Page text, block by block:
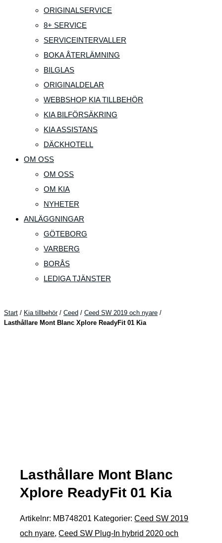
ORIGINALSERVICE
8+ SERVICE
SERVICEINTERVALLER
BOKA ÅTERLÄMNING
BILGLAS
ORIGINALDELAR
WEBBSHOP KIA TILLBEHÖR
KIA BILFÖRSÄKRING
KIA ASSISTANS
DÄCKHOTELL
OM OSS
OM OSS
OM KIA
NYHETER
ANLÄGGNINGAR
GÖTEBORG
VARBERG
BORÅS
LEDIGA TJÄNSTER
Start / Kia tillbehör/ Ceed / Ceed SW 2019 och nyare /
Lasthållare Mont Blanc Xplore ReadyFit 01 Kia
Lasthållare Mont Blanc
Xplore ReadyFit 01 Kia
Artikelnr: MB748201 Kategorier:Ceed SW 2019
och nyare,Ceed SW Plug-In hybrid 2020 och